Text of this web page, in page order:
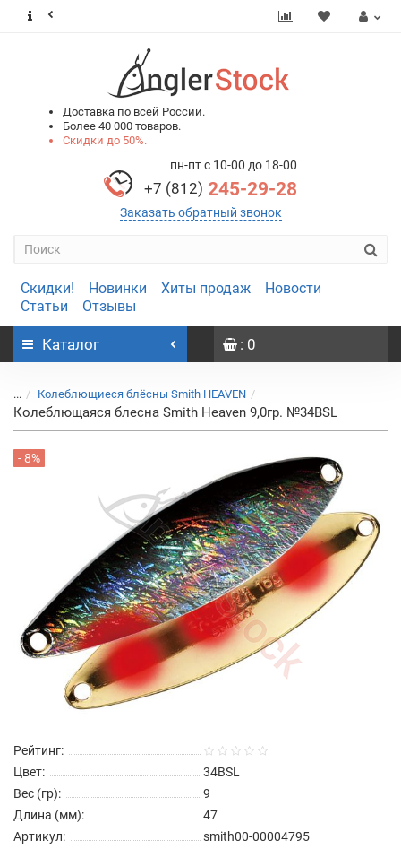
Доставка по всей России.
Более 40 000 товаров.
Скидки до 50%.
пн-пт с 10-00 до 18-00
+7 (812) 245-29-28
Заказать обратный звонок
Скидки! Новинки Хиты продаж
Новости
Статьи
Отзывы
Каталог : 0
... Колеблющиеся блёсны Smith HEAVEN
Колеблющаяся блесна Smith Heaven 9,0гр. №34BSL
- 8%
Рейтинг:
Цвет:
34BSL
Вес (гр):
9
Длина (мм):
47
Артикул:
smith00-00004795